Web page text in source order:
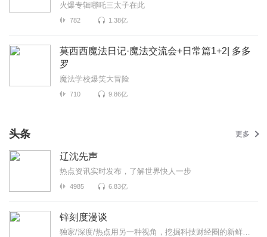
火爆专辑哪吒三太子在此
782 1.38亿
莫西西魔法日记·魔法交流会+日常篇1+2| 多多
罗
魔法学校爆笑大冒险
710 9.86亿
头条 更多
辽沈先声
热点资讯实时发布，了解世界快人一步
4985 6.83亿
锌刻度漫谈
独家/深度/热点用另一种视角，挖掘科技财经圈的新鲜事！《锌刻度漫谈》是锌刻度与喜马拉雅联合出品...